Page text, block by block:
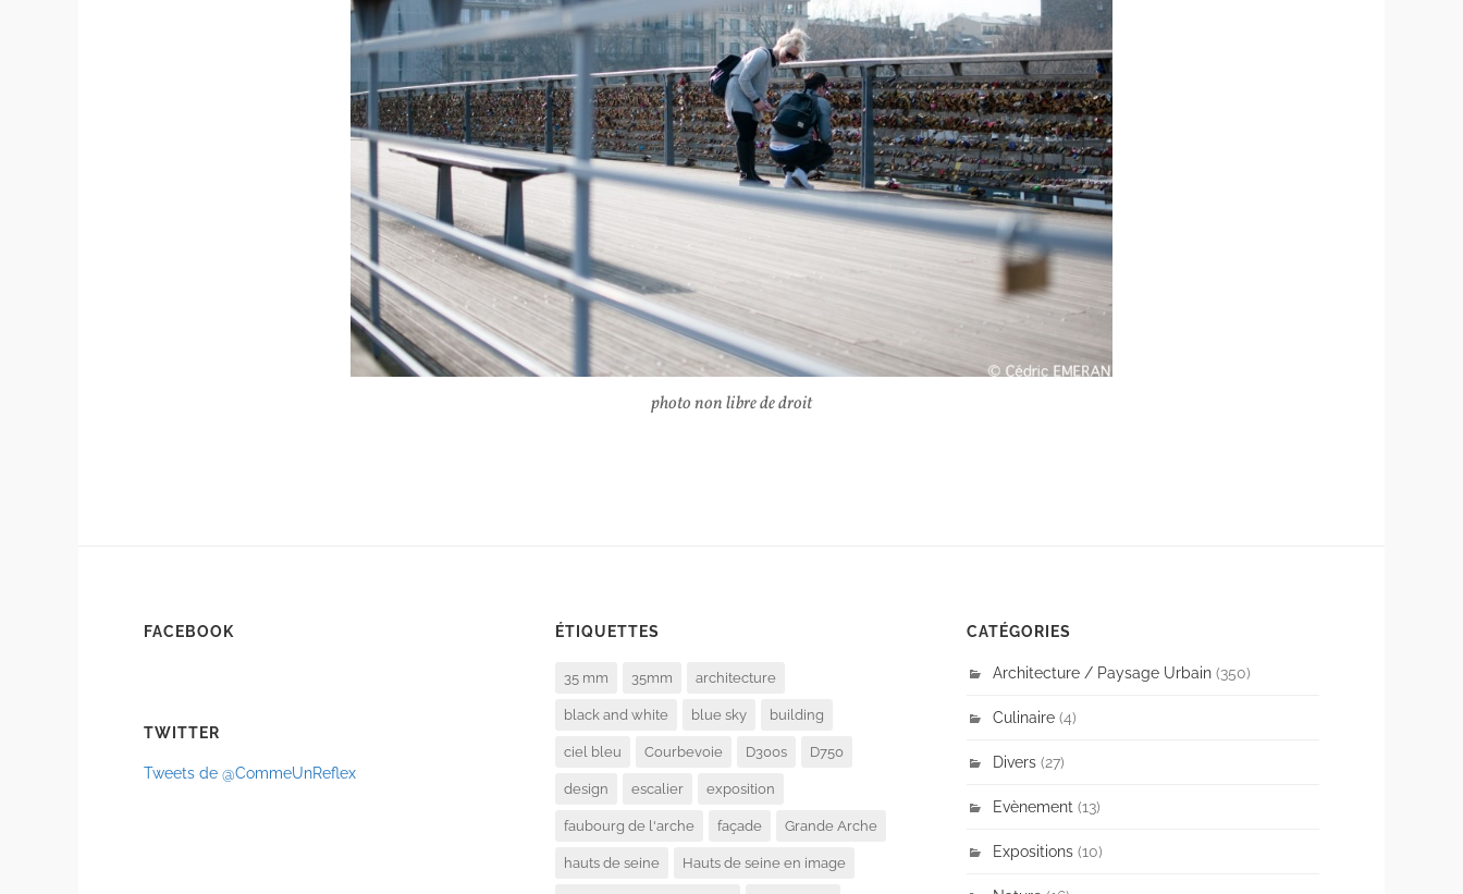
photo non libre de droit
FACEBOOK
TWITTER
Tweets de @CommeUnReflex
ÉTIQUETTES
35 mm 35mm architecture
black and white blue sky building
ciel bleu Courbevoie D300s D750
design escalier exposition
faubourg de l'arche façade Grande Arche
hauts de seine Hauts de seine en image
CATÉGORIES
Architecture / Paysage Urbain (350)
Culinaire (4)
Divers (27)
Evènement (13)
Expositions (10)